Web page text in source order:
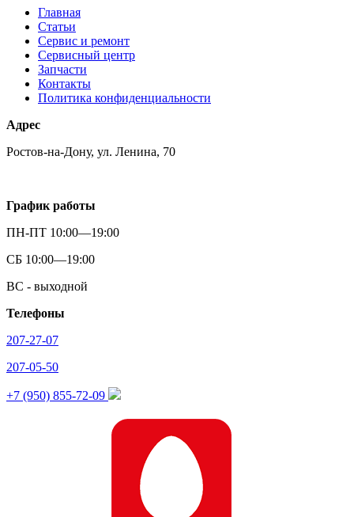
Главная
Статьи
Сервис и ремонт
Сервисный центр
Запчасти
Контакты
Политика конфиденциальности
Адрес
Ростов-на-Дону, ул. Ленина, 70
График работы
ПН-ПТ 10:00—19:00
СБ 10:00—19:00
ВС - выходной
Телефоны
207-27-07
207-05-50
+7 (950) 855-72-09